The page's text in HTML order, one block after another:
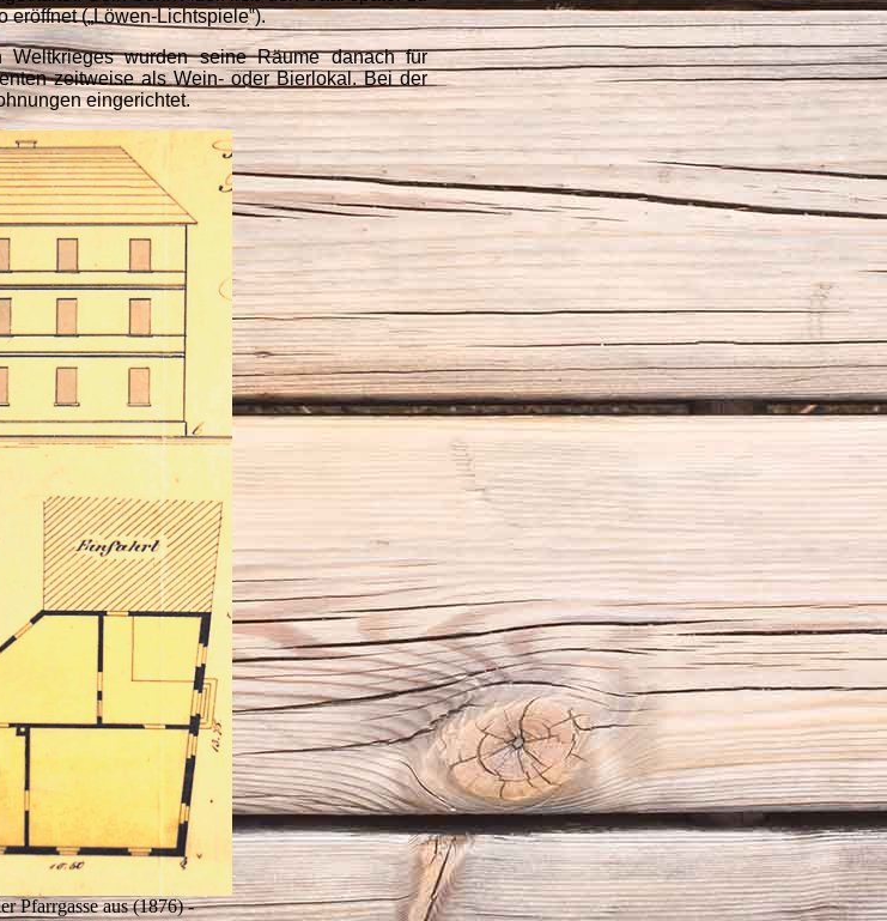
(„Löwen-Lichtspiele‟).
wurden seine Räume danach für
zeitweise als Wein- oder Bierlokal. Bei der
eingerichtet.
Pfarrgasse aus (1876) -